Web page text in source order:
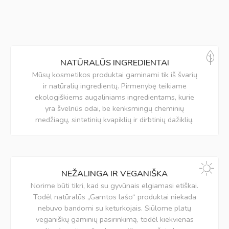
NATŪRALŪS INGREDIENTAI
Mūsų kosmetikos produktai gaminami tik iš švarių
ir natūralių ingredientų. Pirmenybę teikiame
ekologiškiems augaliniams ingredientams, kurie
yra švelnūs odai, be kenksmingų cheminių
medžiagų, sintetinių kvapiklių ir dirbtinių dažiklių.
NEŽALINGA IR VEGANIŠKA
Norime būti tikri, kad su gyvūnais elgiamasi etiškai.
Todėl natūralūs „Gamtos lašo“ produktai niekada
nebuvo bandomi su keturkojais. Siūlome platų
veganiškų gaminių pasirinkimą, todėl kiekvienas